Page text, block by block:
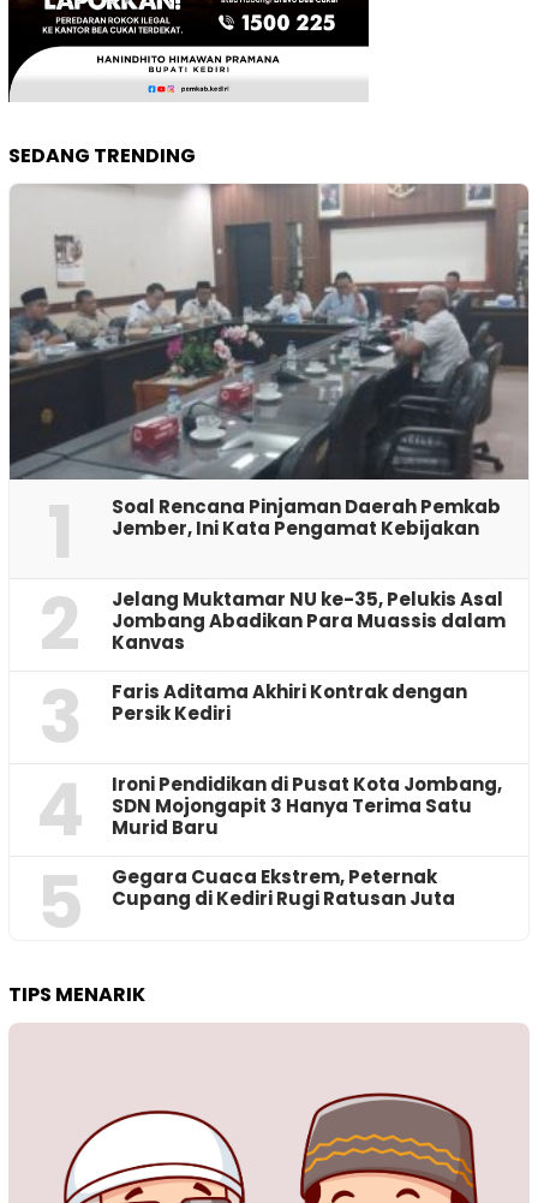
SEDANG TRENDING
1
‎Soal Rencana Pinjaman Daerah Pemkab
Jember, Ini Kata Pengamat Kebijakan ‎
2
Jelang Muktamar NU ke-35, Pelukis Asal
Jombang Abadikan Para Muassis dalam
Kanvas
3
Faris Aditama Akhiri Kontrak dengan
Persik Kediri
4
Ironi Pendidikan di Pusat Kota Jombang,
SDN Mojongapit 3 Hanya Terima Satu
Murid Baru
5
‎Gegara Cuaca Ekstrem, Peternak
Cupang di Kediri Rugi Ratusan Juta
TIPS MENARIK